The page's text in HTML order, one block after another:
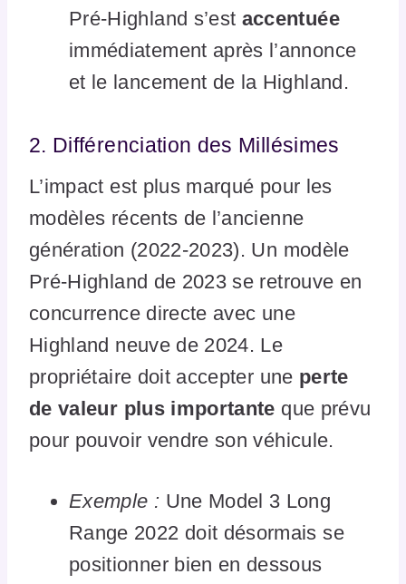
Pré-Highland s’est accentuée
immédiatement après l’annonce
et le lancement de la Highland.
2. Différenciation des Millésimes
L’impact est plus marqué pour les
modèles récents de l’ancienne
génération (2022-2023). Un modèle
Pré-Highland de 2023 se retrouve en
concurrence directe avec une
Highland neuve de 2024. Le
propriétaire doit accepter une perte
de valeur plus importante que prévu
pour pouvoir vendre son véhicule.
Exemple : Une Model 3 Long
Range 2022 doit désormais se
positionner bien en dessous